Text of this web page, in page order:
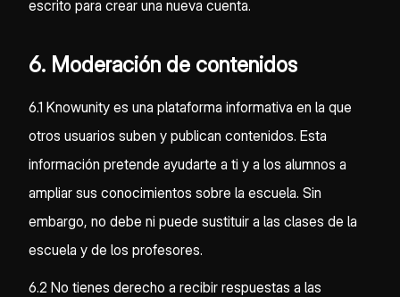
escrito para crear una nueva cuenta.
6. Moderación de contenidos
6.1 Knowunity es una plataforma informativa en la que
otros usuarios suben y publican contenidos. Esta
información pretende ayudarte a ti y a los alumnos a
ampliar sus conocimientos sobre la escuela. Sin
embargo, no debe ni puede sustituir a las clases de la
escuela y de los profesores.
6.2 No tienes derecho a recibir respuestas a las